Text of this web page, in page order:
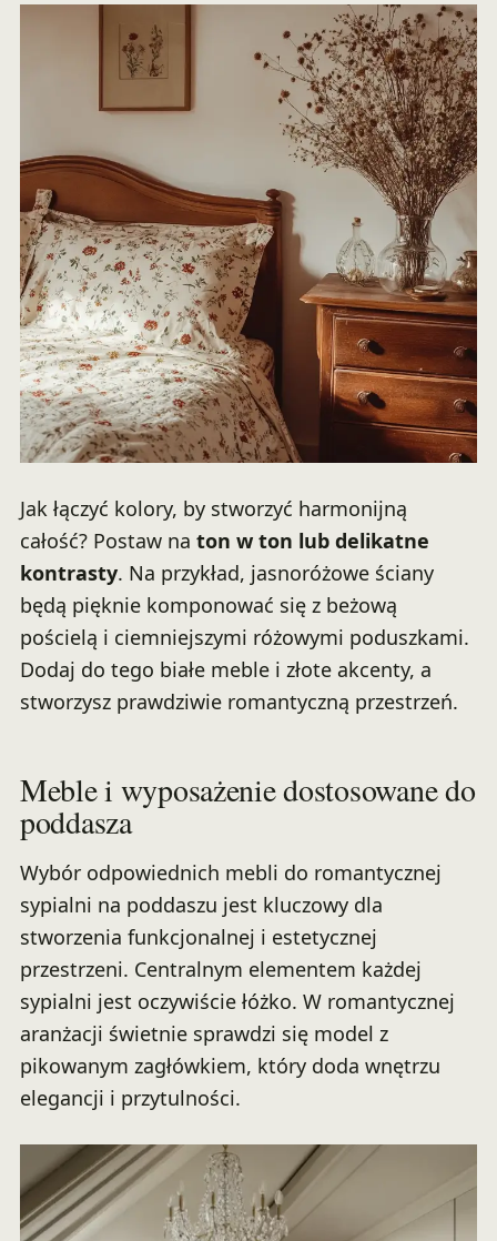
Jak łączyć kolory, by stworzyć harmonijną
całość? Postaw na ton w ton lub delikatne
kontrasty. Na przykład, jasnoróżowe ściany
będą pięknie komponować się z beżową
pościelą i ciemniejszymi różowymi poduszkami.
Dodaj do tego białe meble i złote akcenty, a
stworzysz prawdziwie romantyczną przestrzeń.
Meble i wyposażenie dostosowane do
poddasza
Wybór odpowiednich mebli do romantycznej
sypialni na poddaszu jest kluczowy dla
stworzenia funkcjonalnej i estetycznej
przestrzeni. Centralnym elementem każdej
sypialni jest oczywiście łóżko. W romantycznej
aranżacji świetnie sprawdzi się model z
pikowanym zagłówkiem, który doda wnętrzu
elegancji i przytulności.